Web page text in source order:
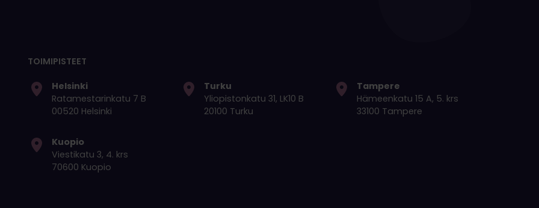
TOIMIPISTEET
Helsinki
Ratamestarinkatu 7 B
00520 Helsinki
Turku
Yliopistonkatu 31, LK10 B
20100 Turku
Tampere
Hämeenkatu 15 A, 5. krs
33100 Tampere
Kuopio
Viestikatu 3, 4. krs
70600 Kuopio